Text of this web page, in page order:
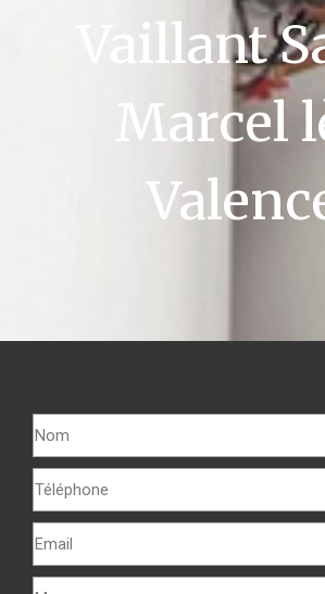
Vaillant
Marcel